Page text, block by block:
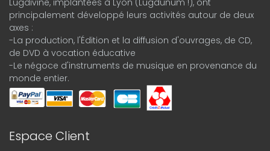
principalement développé leurs activités autour de deux
axes :
-La production, l'Édition et la diffusion d'ouvrages, de CD,
de DVD à vocation éducative
-Le négoce d'instruments de musique en provenance du
monde entier.
Espace Client